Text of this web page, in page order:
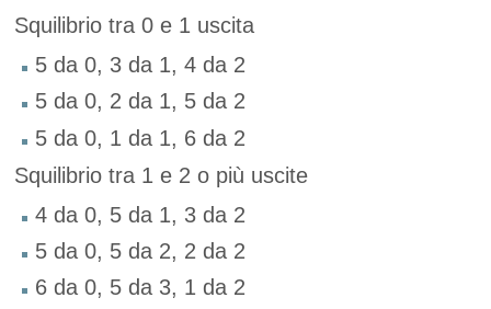
Squilibrio tra 0 e 1 uscita
5 da 0, 3 da 1, 4 da 2
5 da 0, 2 da 1, 5 da 2
5 da 0, 1 da 1, 6 da 2
Squilibrio tra 1 e 2 o più uscite
4 da 0, 5 da 1, 3 da 2
5 da 0, 5 da 2, 2 da 2
6 da 0, 5 da 3, 1 da 2